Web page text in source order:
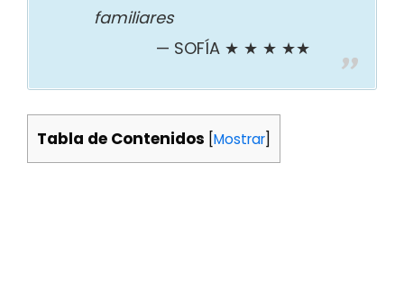
familiares
SOFÍA ★ ★ ★ ★★
Tabla de Contenidos Mostrar